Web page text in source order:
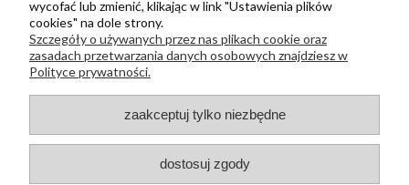
Zwroty i reklamacje
Newsletter
sklep@kapak.pl
wycofać lub zmienić, klikając w link "Ustawienia plików
cookies" na dole strony.
Szczegóły o używanych przez nas plikach cookie oraz
zasadach przetwarzania danych osobowych znajdziesz w
Polityce prywatności.
zaakceptuj tylko niezbędne
dostosuj zgody